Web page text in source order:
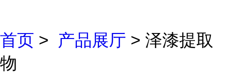
首页 > 产品展厅 > 泽漆提取
物